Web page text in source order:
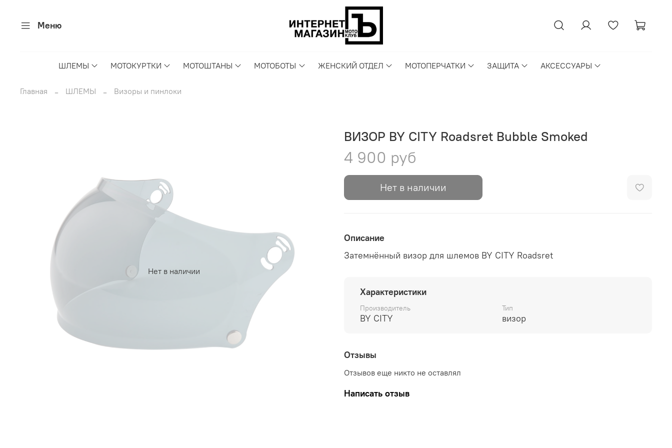
Меню
ШЛЕМЫ МОТОКУРТКИ МОТОШТАНЫ МОТОБОТЫ ЖЕНСКИЙ ОТДЕЛ МОТОПЕРЧАТКИ ЗАЩИТА АКСЕССУАРЫ
Главная ШЛЕМЫ Визоры и пинлоки
Нет в наличии
ВИЗОР BY CITY Roadsret Bubble Smoked
4 900 руб
Нет в наличии
Описание
Затемнённый визор для шлемов BY CITY Roadsret
Характеристики
Производитель
BY CITY
Тип
визор
Отзывы
Отзывов еще никто не оставлял
Написать отзыв